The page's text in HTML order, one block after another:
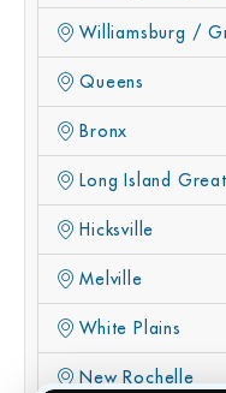
Williamsburg /
Queens
Bronx
Long Island
Hicksville
Melville
White Plains
New Rochelle